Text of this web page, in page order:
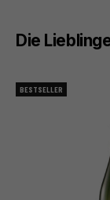
Die
BESTSELLER